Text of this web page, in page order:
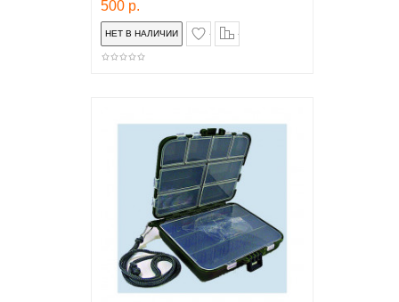
500 р.
в закладки